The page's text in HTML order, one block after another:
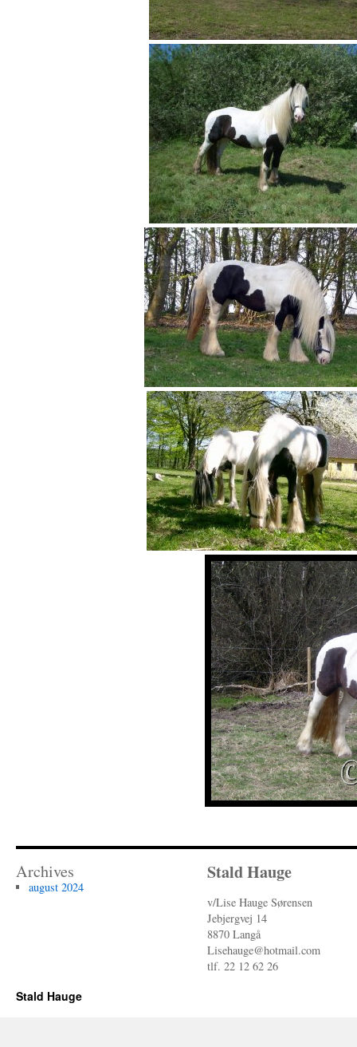
Archives
august 2024
Stald Hauge
v/Lise Hauge Sørensen
Jebjergvej 14
8870 Langå
Lisehauge@hotmail.com
tlf. 22 12 62 26
Stald Hauge